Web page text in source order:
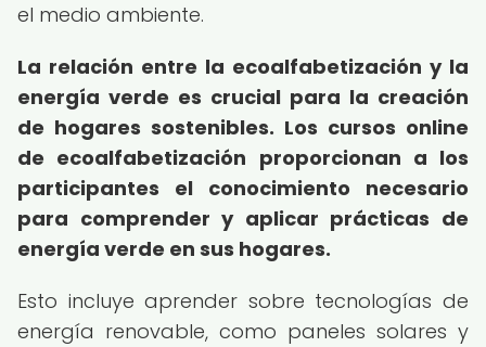
el medio ambiente.
La relación entre la ecoalfabetización y la
energía verde es crucial para la creación
de hogares sostenibles. Los cursos online
de ecoalfabetización proporcionan a los
participantes el conocimiento necesario
para comprender y aplicar prácticas de
energía verde en sus hogares.
Esto incluye aprender sobre tecnologías de
energía renovable, como paneles solares y